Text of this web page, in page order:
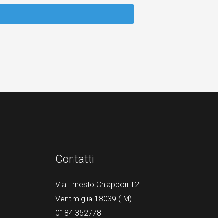
Contatti
Via Ernesto Chiappori 12
Ventimiglia 18039 (IM)
0184 352778